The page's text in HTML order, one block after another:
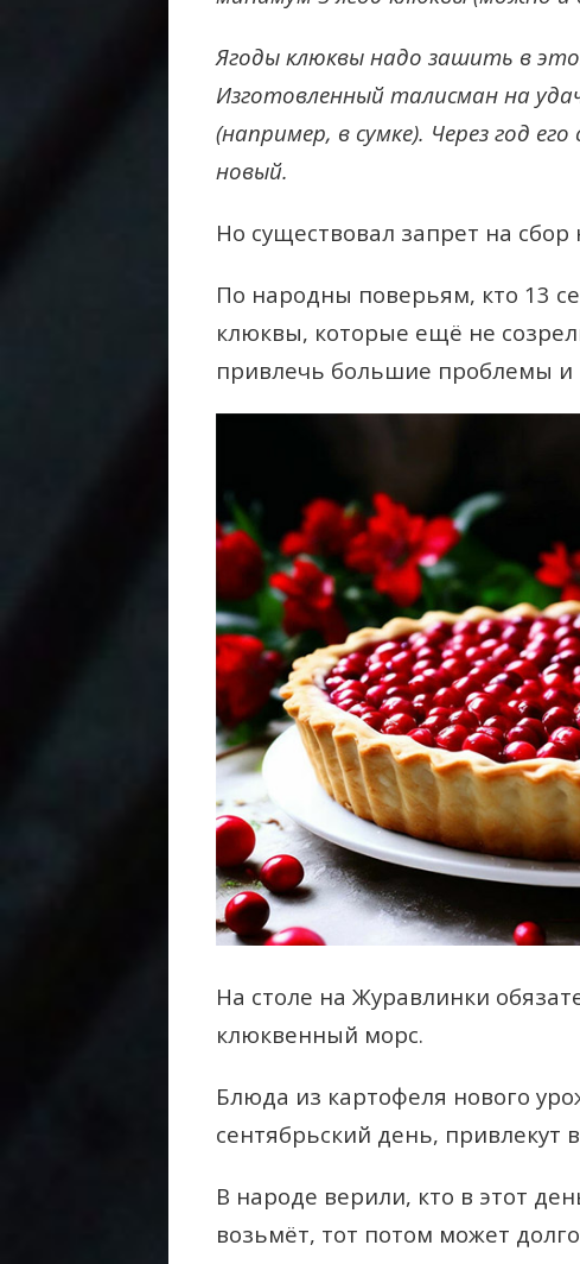
Ягоды клюквы надо зашить в
Изготовленный талисман на
(например, в сумке). Через год
новый.
Но существовал запрет на
По народны поверьям, кто 13
клюквы, которые ещё не
привлечь большие проблемы и
На столе на Журавлинки
клюквенный морс.
Блюда из картофеля нового
сентябрьский день, привлекут
В народе верили, кто в этот
возьмёт, тот потом может